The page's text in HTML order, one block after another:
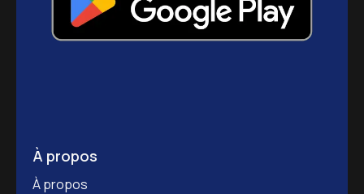
À propos
À propos